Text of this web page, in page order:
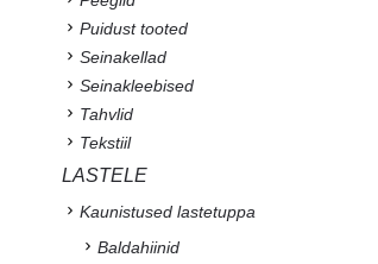
Puidust tooted
Seinakellad
Seinakleebised
Tahvlid
Tekstiil
LASTELE
Kaunistused lastetuppa
Baldahiinid